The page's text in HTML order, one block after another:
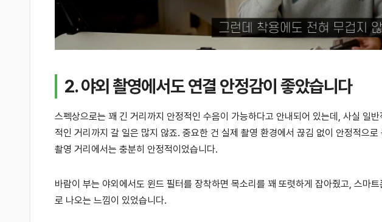
2. 야외 촬영에서도 연결 안정감이 좋았습니다
스펙상으로는 꽤 긴 거리까지 안정적인 수음이 가능하다고 안내되어 있는데, 사실 일
적인 거리까지 갈 일은 많지 않죠. 중요한 건 실제 촬영 환경에서 끊김 없이 안정적으
촬영 거리에서는 충분히 안정적이었습니다.
바람이 부는 야외에서도 윈드 필터를 장착하면 목소리를 꽤 또렷하게 잡아줬고, 스마
로 나오는 느낌이 있었습니다.